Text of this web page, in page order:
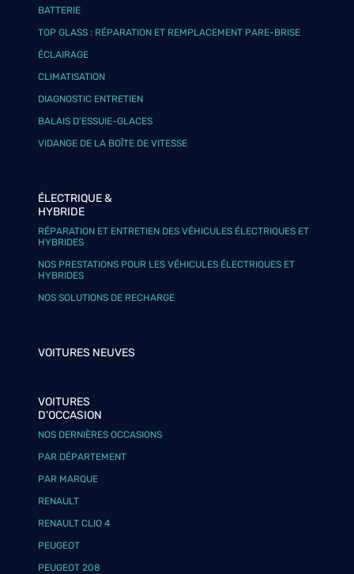
BATTERIE
TOP GLASS : RÉPARATION ET REMPLACEMENT PARE-BRISE
ÉCLAIRAGE
CLIMATISATION
DIAGNOSTIC ENTRETIEN
BALAIS D’ESSUIE-GLACES
VIDANGE DE LA BOÎTE DE VITESSE
ÉLECTRIQUE &
HYBRIDE
RÉPARATION ET ENTRETIEN DES VÉHICULES ÉLECTRIQUES ET
HYBRIDES
NOS PRESTATIONS POUR LES VÉHICULES ÉLECTRIQUES ET
HYBRIDES
NOS SOLUTIONS DE RECHARGE
VOITURES NEUVES
VOITURES
D'OCCASION
NOS DERNIÈRES OCCASIONS
PAR DÉPARTEMENT
PAR MARQUE
RENAULT
RENAULT CLIO 4
PEUGEOT
PEUGEOT 208